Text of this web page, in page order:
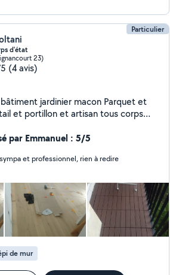
Particulier
d'état
23)
(4 avis)
jardinier macon Parquet et
et portillon et artisan tous corps
par Emmanuel : 5/5
et professionnel, rien à redire
de mur